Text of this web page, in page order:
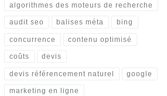
algorithmes des moteurs de recherche
audit seo balises méta bing
concurrence contenu optimisé
coûts devis
devis référencement naturel google
marketing en ligne